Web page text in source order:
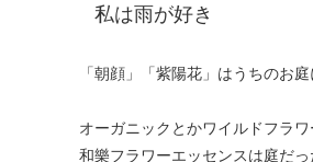
私は雨が好き
「朝顔」「紫陽花」はうちのお
オーガニックとかワイルドフラ
和樂フラワーエッセンスは庭だ